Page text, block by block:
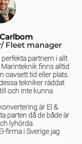
Fleet manager
partnern i allt
finns alltid
oavsett tid eller plats.
tekniker räddat
och inte kunna
är El &
parten då de både är
lyhörda.
firma i Sverige jag